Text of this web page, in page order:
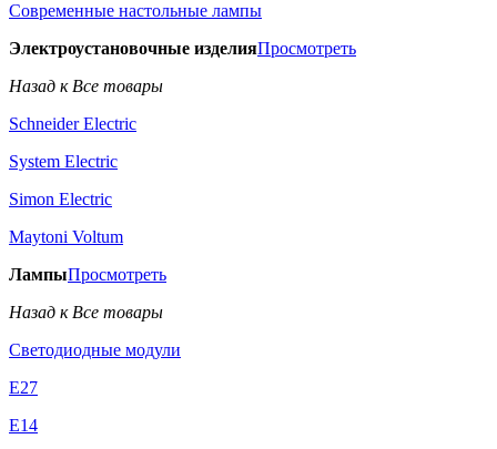
Современные настольные лампы
Электроустановочные изделияПросмотреть
Назад к Все товары
Schneider Electric
System Electric
Simon Electric
Maytoni Voltum
ЛампыПросмотреть
Назад к Все товары
Светодиодные модули
E27
E14